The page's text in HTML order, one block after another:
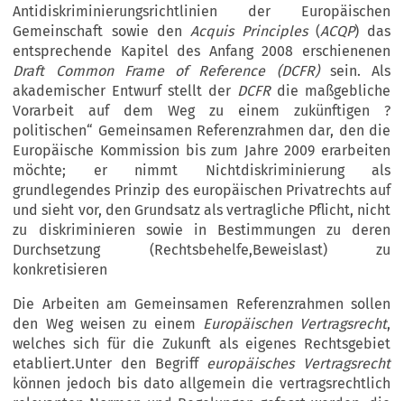
Antidiskriminierungsrichtlinien der Europäischen
Gemeinschaft sowie den Acquis Principles (ACQP) das
entsprechende Kapitel des Anfang 2008 erschienenen
Draft Common Frame of Reference
(DCFR)sein. Als
akademischer Entwurf stellt der DCFR die maßgebliche
Vorarbeit auf dem Weg zu einem zukünftigen ?
politischen“ Gemeinsamen Referenzrahmen dar, den die
Europäische Kommission bis zum Jahre 2009 erarbeiten
möchte; er nimmt Nichtdiskriminierung als
grundlegendes Prinzip des europäischen Privatrechts auf
und sieht vor, den Grundsatz als vertragliche Pflicht, nicht
zu diskriminieren sowie in Bestimmungen zu deren
Durchsetzung (Rechtsbehelfe,Beweislast) zu
konkretisieren
Die Arbeiten am Gemeinsamen Referenzrahmen sollen
den Weg weisen zu einem Europäischen Vertragsrecht,
welches sich für die Zukunft als eigenes Rechtsgebiet
etabliert.Unter den Begriff europäisches Vertragsrecht
können jedoch bis dato allgemein die vertragsrechtlich